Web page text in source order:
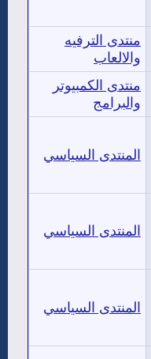
منتدى الترفيه
والالعاب
منتدى الكمبيوتر
والبرامج
المنتدى السياسي
المنتدى السياسي
المنتدى السياسي